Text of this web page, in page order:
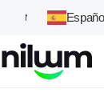
NILUUM: TU TIENDA